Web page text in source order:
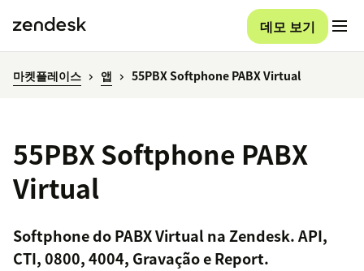
데모 보기
마켓플레이스 앱 55PBX Softphone PABX Virtual
55PBX Softphone PABX
Virtual
Softphone do PABX Virtual na Zendesk. API,
CTI, 0800, 4004, Gravação e Report.